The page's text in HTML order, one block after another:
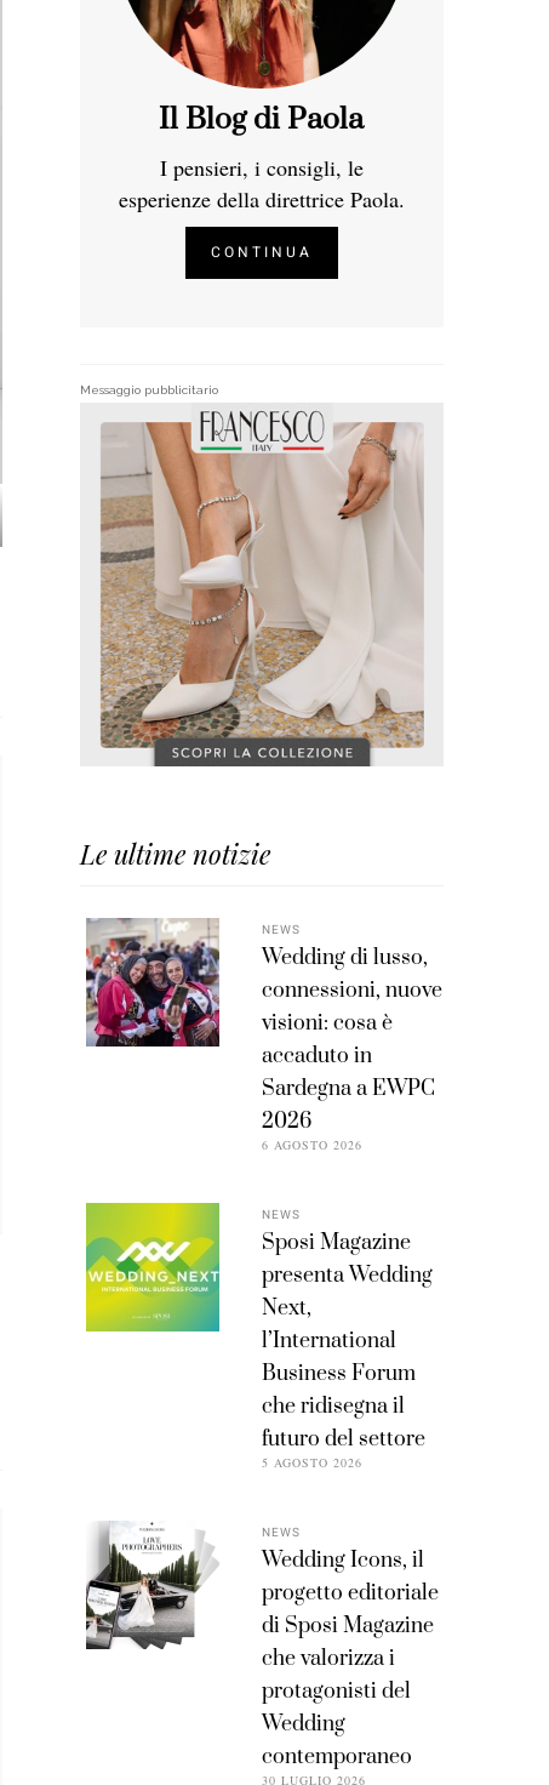
Il Blog di Paola
I pensieri, i consigli, le
esperienze della direttrice Paola.
CONTINUA
Messaggio pubblicitario
Le ultime notizie
NEWS
Wedding di lusso,
connessioni, nuove
visioni: cosa è
accaduto in
Sardegna a EWPC
2026
6 AGOSTO 2026
NEWS
Sposi Magazine
presenta Wedding
Next,
l’International
Business Forum
che ridisegna il
futuro del settore
5 AGOSTO 2026
NEWS
Wedding Icons, il
progetto editoriale
di Sposi Magazine
che valorizza i
protagonisti del
Wedding
contemporaneo
30 LUGLIO 2026